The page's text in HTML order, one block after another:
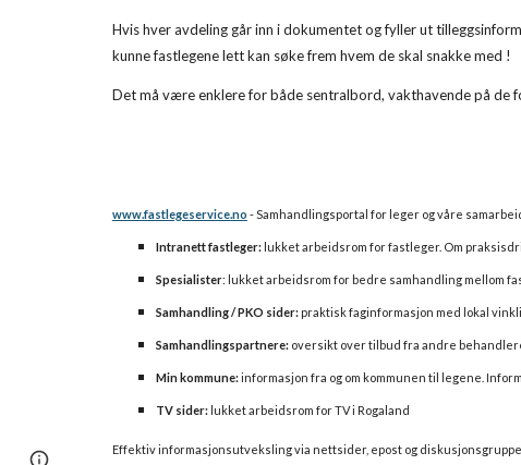
Hvis hver avdeling går inn i dokumentet og fyller ut
kunne fastlegene lett kan søke frem hvem de skal snakke med !
Det må være enklere for både sentralbord, vakthavende på de
www.fastlegeservice.no - Samhandlingsportal for leger og våre
Intranett fastleger: lukket arbeidsrom for fastleger. Om
Spesialister: lukket arbeidsrom for bedre samhandling mellom
Samhandling / PKO sider: praktisk faginformasjon med lokal
Samhandlingspartnere: oversikt over tilbud fra andre
Min kommune: informasjon fra og om kommunen til legene.
TV sider: lukket arbeidsrom for TV i Rogaland
Effektiv informasjonsutveksling via nettsider, epost og
Report abuse